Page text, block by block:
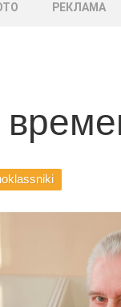
РЕКЛАМА